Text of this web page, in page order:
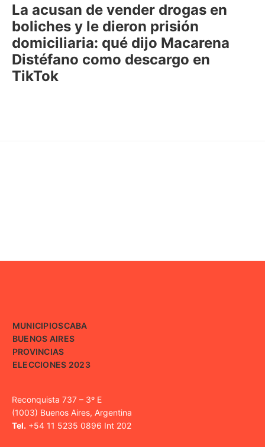
La acusan de vender drogas en
boliches y le dieron prisión
domiciliaria: qué dijo Macarena
Distéfano como descargo en
TikTok
MUNICIPIOSCABA
BUENOS AIRES
PROVINCIAS
ELECCIONES 2023
Reconquista 737 – 3º E
(1003) Buenos Aires, Argentina
Tel. +54 11 5235 0896 Int 202